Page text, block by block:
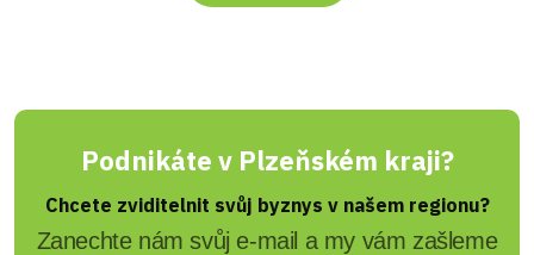
Podnikáte v Plzeňském kraji?
Chcete zviditelnit svůj byznys v našem regionu?
Zanechte nám svůj e-mail a my vám zašleme